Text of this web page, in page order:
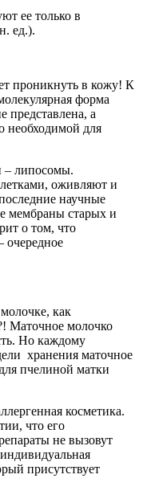
ее только в
ед.).
проникнуть в кожу! К
форма
представлена, а
необходимой для
– липосомы.
оживляют и
научные
мембраны старых и
о том, что
как
Маточное молочко
Но каждому
хранения маточное
пчелиной матки
косметика.
что его
не вызовут
присутствует